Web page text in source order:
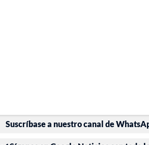
Suscríbase a nuestro canal de